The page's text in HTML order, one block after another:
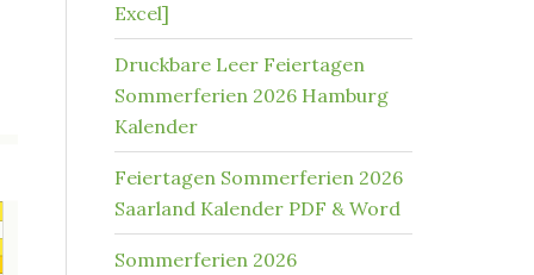
Excel]
Druckbare Leer Feiertagen
Sommerferien 2026 Hamburg
Kalender
Feiertagen Sommerferien 2026
Saarland Kalender PDF & Word
Sommerferien 2026